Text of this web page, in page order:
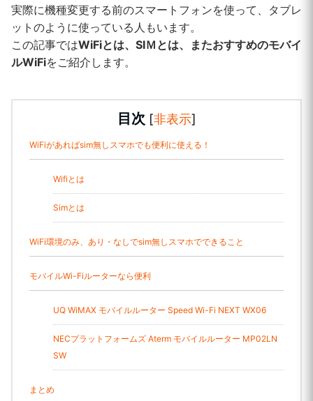
実際に機種変更する前のスマートフォンを使って、タブレ
ットのように使っている人もいます。
この記事ではWiFiとは、SIＭとは、またおすすめのモバイ
ルWiFiをご紹介します。
目次 [非表示]
WiFiがあればsim無しスマホでも便利に使える！
Wifiとは
Simとは
WiFi環境のみ、あり・なしでsim無しスマホでできること
モバイルWi-Fiルーターなら便利
UQ WiMAX モバイルルーター Speed Wi-Fi NEXT WX06
NECプラットフォームズ Aterm モバイルルーター MP02LN
SW
まとめ